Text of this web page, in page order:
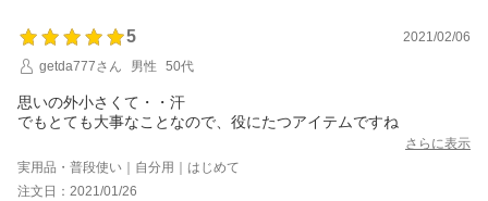
5
2021/02/06
getda777さん
男性 50代
思いの外小さくて・・汗
でもとても大事なことなので、役にたつアイテムですね
さらに表示
実用品・普段使い｜自分用｜はじめて
注文日：2021/01/26